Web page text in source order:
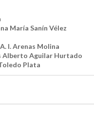
María Sanín Vélez
A. I. Arenas Molina
Alberto Aguilar Hurtado
Plata